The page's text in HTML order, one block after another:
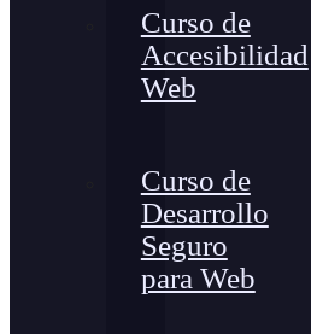
Curso de
Accesibilidad
Web
Curso de
Desarrollo
Seguro
para Web